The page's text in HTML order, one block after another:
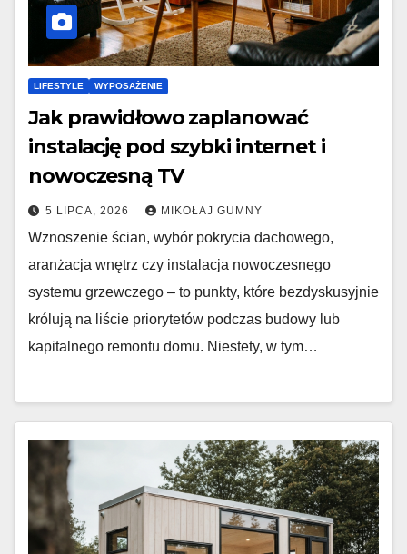
LIFESTYLE WYPOSAŻENIE
Jak prawidłowo zaplanować
instalację pod szybki internet i
nowoczesną TV
5 LIPCA, 2026 MIKOŁAJ GUMNY
Wznoszenie ścian, wybór pokrycia dachowego,
aranżacja wnętrz czy instalacja nowoczesnego
systemu grzewczego – to punkty, które bezdyskusyjnie
królują na liście priorytetów podczas budowy lub
kapitalnego remontu domu. Niestety, w tym…